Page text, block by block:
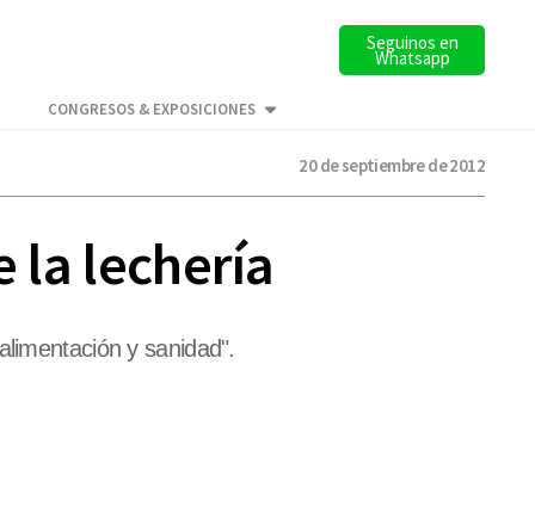
Seguinos en
Whatsapp
CONGRESOS & EXPOSICIONES
20 de septiembre de 2012
la lechería
y sanidad".